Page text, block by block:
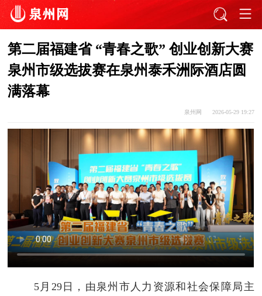
第二届福建省 “青春之歌” 创业创新大赛
泉州市级选拔赛在泉州泰禾洲际酒店圆
满落幕
泉州网 2026-05-29 19:27
5月29日，由泉州市人力资源和社会保障局主